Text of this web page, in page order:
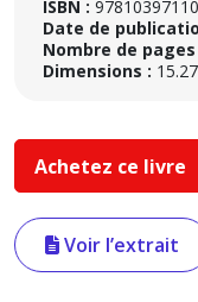
ISBN :
Date de
Nombre de pages
Dimensions :
Achetez ce livre
Voir l’extrait